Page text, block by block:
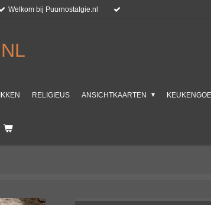
Welkom bij Puurnostalgie.nl
RELIGIEUS ANSICHTKAARTEN